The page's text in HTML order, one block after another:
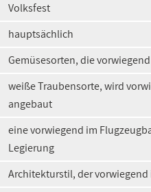
Volksfest
hauptsächlich
Gemüsesorten, die
weiße Traubensorte, wird
angebaut
eine vorwiegend im
Legierung
Architekturstil, der